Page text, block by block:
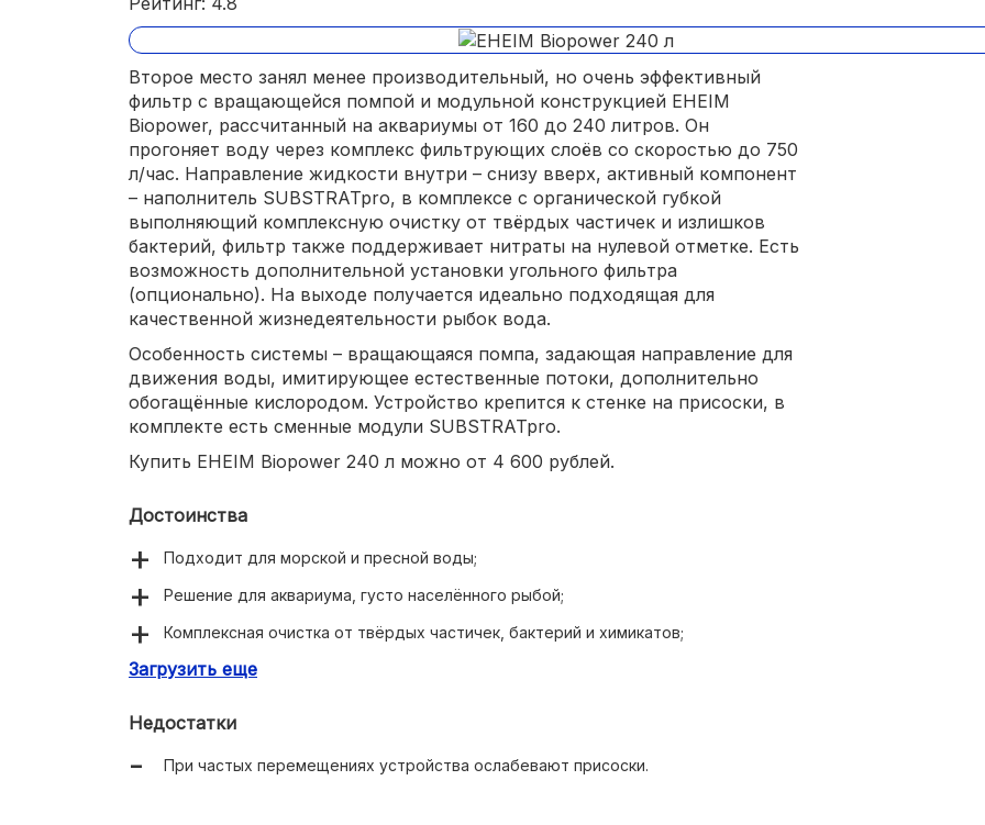
Второе место занял менее производительный, но очень эффективный
фильтр с вращающейся помпой и модульной конструкцией EHEIM
Biopower, рассчитанный на аквариумы от 160 до 240 литров. Он
прогоняет воду через комплекс фильтрующих слоёв со скоростью до 750
л/час. Направление жидкости внутри – снизу вверх, активный компонент
– наполнитель SUBSTRATpro, в комплексе с органической губкой
выполняющий комплексную очистку от твёрдых частичек и излишков
бактерий, фильтр также поддерживает нитраты на нулевой отметке. Есть
возможность дополнительной установки угольного фильтра
(опционально). На выходе получается идеально подходящая для
качественной жизнедеятельности рыбок вода.
Особенность системы – вращающаяся помпа, задающая направление для
движения воды, имитирующее естественные потоки, дополнительно
обогащённые кислородом. Устройство крепится к стенке на присоски, в
комплекте есть сменные модули SUBSTRATpro.
Купить EHEIM Biopower 240 л можно от 4 600 рублей.
Достоинства
Подходит для морской и пресной воды;
Решение для аквариума, густо населённого рыбой;
Комплексная очистка от твёрдых частичек, бактерий и химикатов;
Вращающаяся помпа для смены направления потока воды;
Загрузить еще
Недостатки
При частых перемещениях устройства ослабевают присоски.